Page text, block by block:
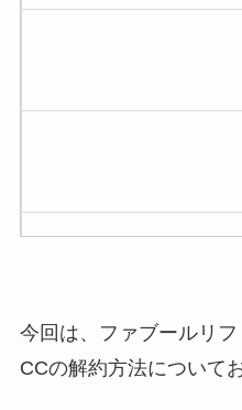
今回は、ファブールリ
CCの解約方法について